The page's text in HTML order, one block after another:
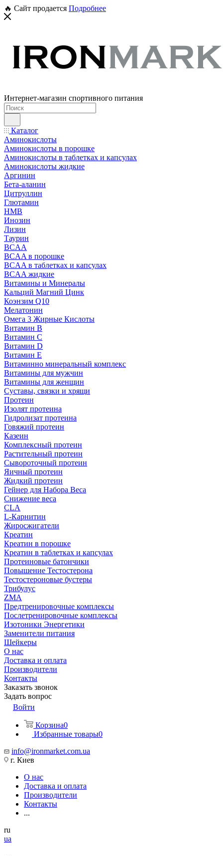
🔥 Сайт продается Подробнее
Интернет-магазин спортивного питания
Каталог
Аминокислоты
Аминокислоты в порошке
Аминокислоты в таблетках и капсулах
Аминокислоты жидкие
Аргинин
Бета-аланин
Цитруллин
Глютамин
HMB
Инозин
Лизин
Таурин
BCAA
BCAA в порошке
BCAA в таблетках и капсулах
BCAA жидкие
Витамины и Минералы
Кальций Магний Цинк
Коэнзим Q10
Мелатонин
Омега 3 Жирные Кислоты
Витамин B
Витамин C
Витамин D
Витамин E
Витаминно минеральный комплекс
Витамины для мужчин
Витамины для женщин
Суставы, связки и хрящи
Протеин
Изолят протеина
Гидролизат протеина
Говяжий протеин
Казеин
Комплексный протеин
Растительный протеин
Сывороточный протеин
Яичный протеин
Жидкий протеин
Гейнер для Набора Веса
Снижение веса
CLA
L-Карнитин
Жиросжигатели
Креатин
Креатин в порошке
Креатин в таблетках и капсулах
Протеиновые батончики
Повышение Тестостерона
Тестостероновые бустеры
Трибулус
ZMA
Предтренировочные комплексы
Послетренировочные комплексы
Изотоники Энергетики
Заменители питания
Шейкеры
О нас
Доставка и оплата
Производители
Контакты
Заказать звонок
Задать вопрос
Войти
Корзина0
Избранные товары0
info@ironmarket.com.ua
г. Киев
О нас
Доставка и оплата
Производители
Контакты
...
ru
ua